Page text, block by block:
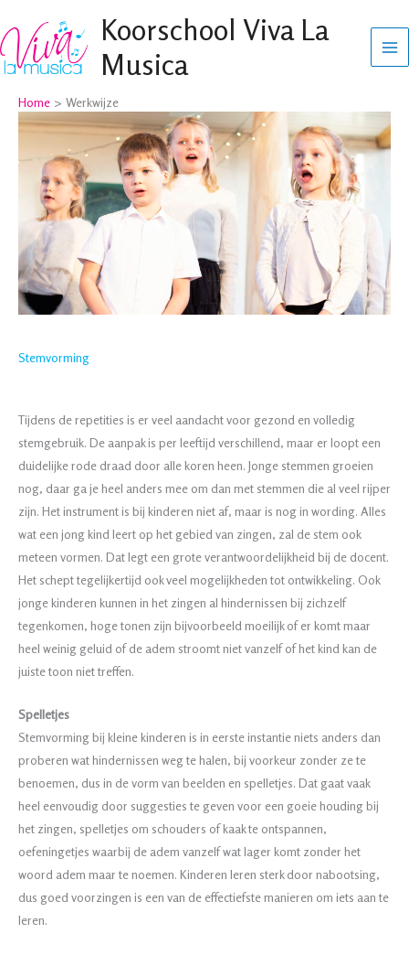
naar
de
inhoud
Koorschool Viva La
Musica
Home Werkwijze
Stemvorming
Tijdens de repetities is er veel aandacht voor gezond en volledig
stemgebruik. De aanpak is per leeftijd verschillend, maar er loopt een
duidelijke rode draad door alle koren heen. Jonge stemmen groeien
nog, daar ga je heel anders mee om dan met stemmen die al veel rijper
zijn. Het instrument is bij kinderen niet af, maar is nog in wording. Alles
wat een jong kind leert op het gebied van zingen, zal de stem ook
meteen vormen. Dat legt een grote verantwoordelijkheid bij de docent.
Het schept tegelijkertijd ook veel mogelijkheden tot ontwikkeling. Ook
jonge kinderen kunnen in het zingen al hindernissen bij zichzelf
tegenkomen, hoge tonen zijn bijvoorbeeld moeilijk of er komt maar
heel weinig geluid of de adem stroomt niet vanzelf of het kind kan de
juiste toon niet treffen.
Spelletjes
Stemvorming bij kleine kinderen is in eerste instantie niets anders dan
proberen wat hindernissen weg te halen, bij voorkeur zonder ze te
benoemen, dus in de vorm van beelden en spelletjes. Dat gaat vaak
heel eenvoudig door suggesties te geven voor een goeie houding bij
het zingen, spelletjes om schouders of kaak te ontspannen,
oefeningetjes waarbij de adem vanzelf wat lager komt zonder het
woord adem maar te noemen. Kinderen leren sterk door nabootsing,
dus goed voorzingen is een van de effectiefste manieren om iets aan te
leren.